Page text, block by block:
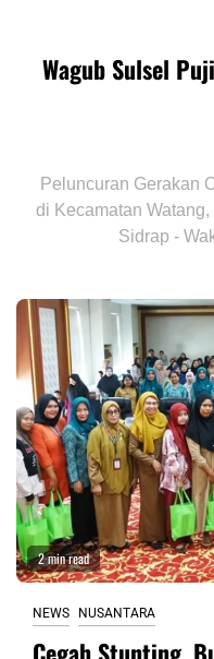
Wagub Sulsel
Peluncuran Gerakan
di Kecamatan
Sidrap -
2 min read
NEWS NUSANTARA